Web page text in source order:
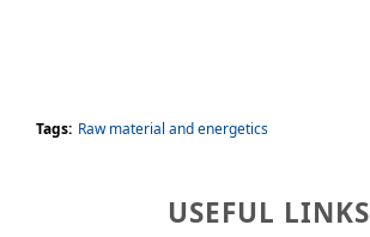
Tags: Raw material and energetics
USEFUL LINKS